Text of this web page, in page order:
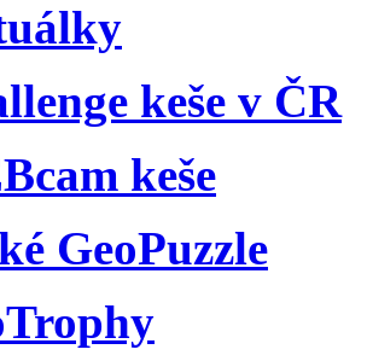
keše v ČR
keše
GeoPuzzle